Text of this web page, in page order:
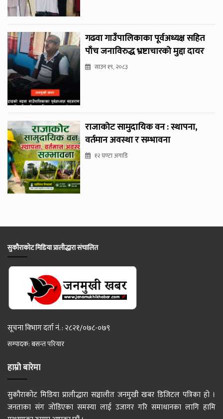
गढवा गाउँपालिकाका पूर्वअध्यक्ष सहित
पाँच जनाविरुद्ध भ्रष्टाचारको मुद्दा दायर
साउन १९, २०८३
राजाकोट सामुदायिक वन : स्थापना,
वर्तमान अवस्था र सम्भावना
१२ घण्टा अगाडि
सुकौराकोट मिडिया प्रालीद्धारा संचालित
सूचना विभाग दर्ता नं. : २८२१/०७८-०७९
सम्पादक: बसन्त परियार
हाम्रो बारेमा
सुकौराकोट मिडिया प्रालीद्धारा सञ्चालीत जनमुखी खबर डिजिटल पत्रिका हो ।
जनताका संग जोडिएका समस्या लाई उजागर गरि समाधानका लागि हामि